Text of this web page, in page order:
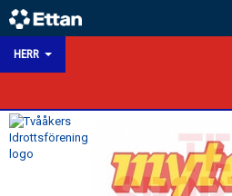
HERR
HEM